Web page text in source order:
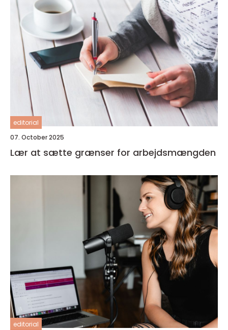
editorial
07. October 2025
Lær at sætte grænser for arbejdsmængden
editorial